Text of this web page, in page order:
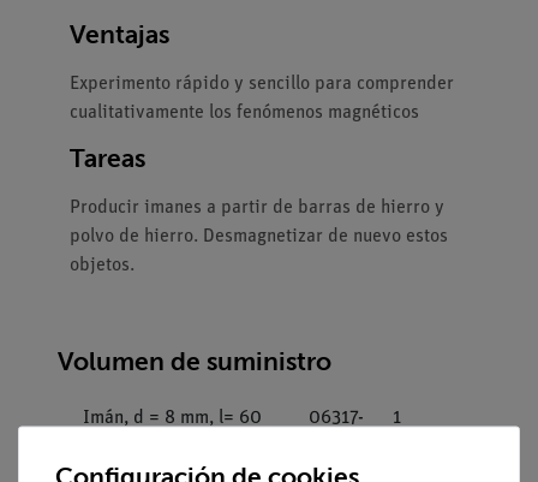
Ventajas
Experimento rápido y sencillo para comprender
cualitativamente los fenómenos magnéticos
Tareas
Producir imanes a partir de barras de hierro y
polvo de hierro. Desmagnetizar de nuevo estos
objetos.
Volumen de suministro
Imán, d = 8 mm, l= 60
06317-
1
Configuración de cookies